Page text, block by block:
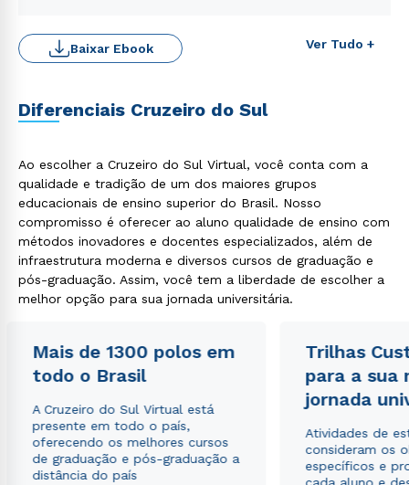
Ver Tudo +
Baixar Ebook
Diferenciais Cruzeiro do Sul
Ao escolher a Cruzeiro do Sul Virtual, você conta com a
qualidade e tradição de um dos maiores grupos
educacionais de ensino superior do Brasil. Nosso
compromisso é oferecer ao aluno qualidade de ensino com
métodos inovadores e docentes especializados, além de
infraestrutura moderna e diversos cursos de graduação e
pós-graduação. Assim, você tem a liberdade de escolher a
melhor opção para sua jornada universitária.
Mais de 1300 polos em
todo o Brasil
A Cruzeiro do Sul Virtual está
presente em todo o país,
oferecendo os melhores cursos
de graduação e pós-graduação a
distância do país
Trilhas
para a sua
jornada
Atividades de
consideram os
específicos e
Rápido e fácil
WhatsApp
Estou de acordo com aPolítica de Privacidade.e
autorizo que meus dados sejam utilizados para o